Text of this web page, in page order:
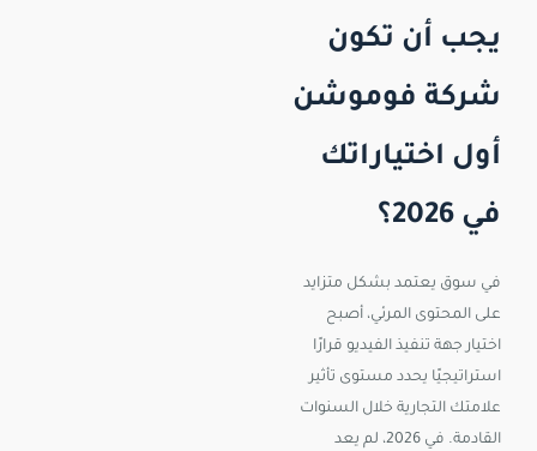
يجب أن تكون
شركة فوموشن
أول اختياراتك
في 2026؟
في سوق يعتمد بشكل متزايد
على المحتوى المرئي، أصبح
اختيار جهة تنفيذ الفيديو قرارًا
استراتيجيًا يحدد مستوى تأثير
علامتك التجارية خلال السنوات
القادمة. في 2026، لم يعد